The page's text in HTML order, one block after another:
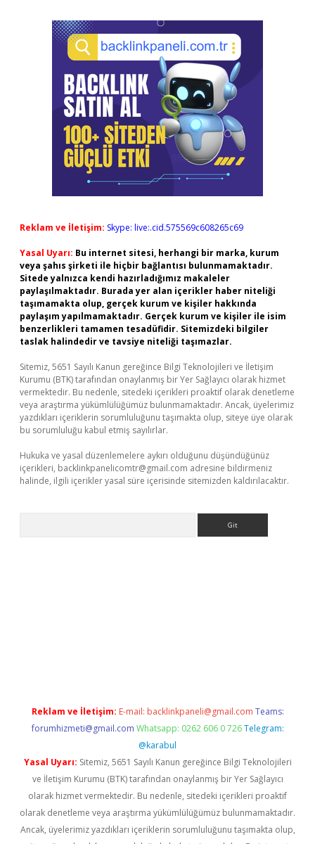
Reklam ve İletişim: Skype: live:.cid.575569c608265c69
Yasal Uyarı: Bu internet sitesi, herhangi bir marka, kurum
veya şahıs şirketi ile hiçbir bağlantısı bulunmamaktadır.
Sitede yalnızca kendi hazırladığımız makaleler
paylaşılmaktadır. Burada yer alan içerikler haber niteliği
taşımamakta olup, gerçek kurum ve kişiler hakkında
paylaşım yapılmamaktadır. Gerçek kurum ve kişiler ile isim
benzerlikleri tamamen tesadüfidir. Sitemizdeki bilgiler
taslak halindedir ve tavsiye niteliği taşımazlar.
Sitemiz, 5651 Sayılı Kanun gereğince Bilgi Teknolojileri ve İletişim
Kurumu (BTK) tarafından onaylanmış bir Yer Sağlayıcı olarak hizmet
vermektedir. Bu nedenle, sitedeki içerikleri proaktif olarak denetleme
veya araştırma yükümlülüğümüz bulunmamaktadır. Ancak, üyelerimiz
yazdıkları içeriklerin sorumluluğunu taşımakta olup, siteye üye olarak
bu sorumluluğu kabul etmiş sayılırlar.
Hukuka ve yasal düzenlemelere aykırı olduğunu düşündüğünüz
içerikleri, backlinkpanelicomtr@gmail.com adresine bildirmeniz
halinde, ilgili içerikler yasal süre içerisinde sitemizden kaldırılacaktır.
Reklam ve İletişim: E-mail: backlinkpaneli@gmail.com Teams:
forumhizmeti@gmail.com Whatsapp: 0262 606 0 726 Telegram:
@karabul
Yasal Uyarı: Sitemiz, 5651 Sayılı Kanun gereğince Bilgi Teknolojileri
ve İletişim Kurumu (BTK) tarafından onaylanmış bir Yer Sağlayıcı
olarak hizmet vermektedir. Bu nedenle, sitedeki içerikleri proaktif
olarak denetleme veya araştırma yükümlülüğümüz bulunmamaktadır.
Ancak, üyelerimiz yazdıkları içeriklerin sorumluluğunu taşımakta olup,